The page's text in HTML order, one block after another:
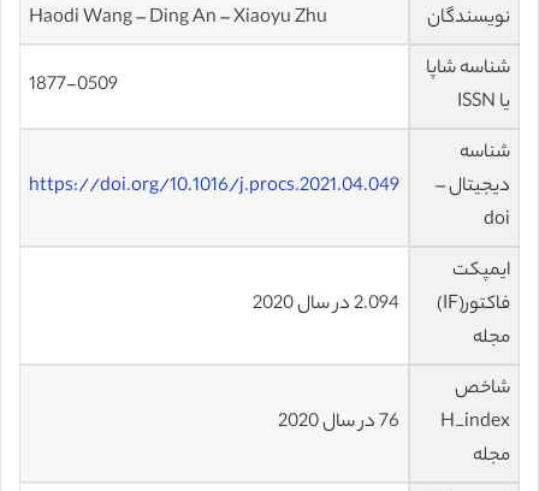
نویسندگان
Haodi Wang – Ding An – Xiaoyu Zhu
شناسه شاپا
یا ISSN
1877-0509
شناسه
دیجیتال –
doi
https://doi.org/10.1016/j.procs.2021.04.049
ایمپکت
فاکتور(IF)
مجله
2.094 در سال 2020
شاخص
H_index
مجله
76 در سال 2020